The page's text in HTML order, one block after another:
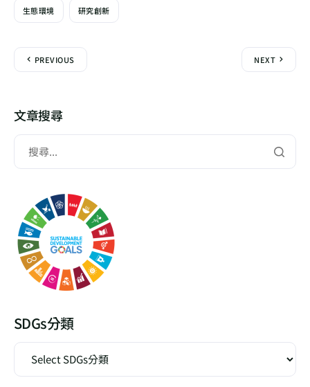
生態環境 研究創新
PREVIOUS NEXT
文章搜尋
SDGs分類